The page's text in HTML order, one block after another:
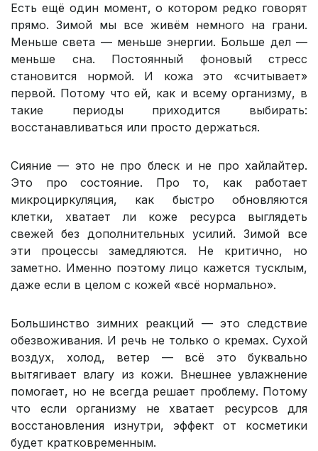
Есть ещё один момент, о котором редко говорят
прямо. Зимой мы все живём немного на грани.
Меньше света — меньше энергии. Больше дел —
меньше сна. Постоянный фоновый стресс
становится нормой. И кожа это «считывает»
первой. Потому что ей, как и всему организму, в
такие периоды приходится выбирать:
восстанавливаться или просто держаться.
Сияние — это не про блеск и не про хайлайтер.
Это про состояние. Про то, как работает
микроциркуляция, как быстро обновляются
клетки, хватает ли коже ресурса выглядеть
свежей без дополнительных усилий. Зимой все
эти процессы замедляются. Не критично, но
заметно. Именно поэтому лицо кажется тусклым,
даже если в целом с кожей «всё нормально».
Большинство зимних реакций — это следствие
обезвоживания. И речь не только о кремах. Сухой
воздух, холод, ветер — всё это буквально
вытягивает влагу из кожи. Внешнее увлажнение
помогает, но не всегда решает проблему. Потому
что если организму не хватает ресурсов для
восстановления изнутри, эффект от косметики
будет кратковременным.